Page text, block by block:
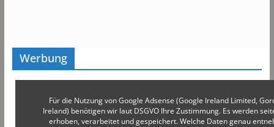
Werbung
Für die Nutzung von Google Adsense (Google Ireland Limited,
Ireland) benötigen wir laut DSGVO Ihre Zustimmung. Es werden
erhoben, verarbeitet und gespeichert. Welche Daten genau